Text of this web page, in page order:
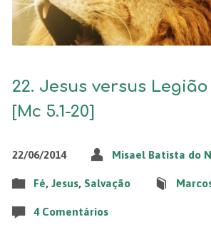
22. Jesus versus Legião
[Mc 5.1-20]
22/06/2014 Misael Batista do
Fé, Jesus, Salvação
4 Comentários